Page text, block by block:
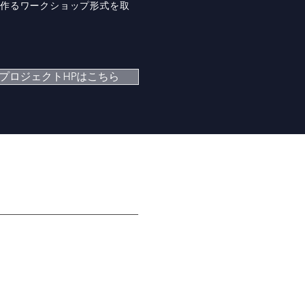
るワークショップ形式を取
ロジェクトHPはこちら